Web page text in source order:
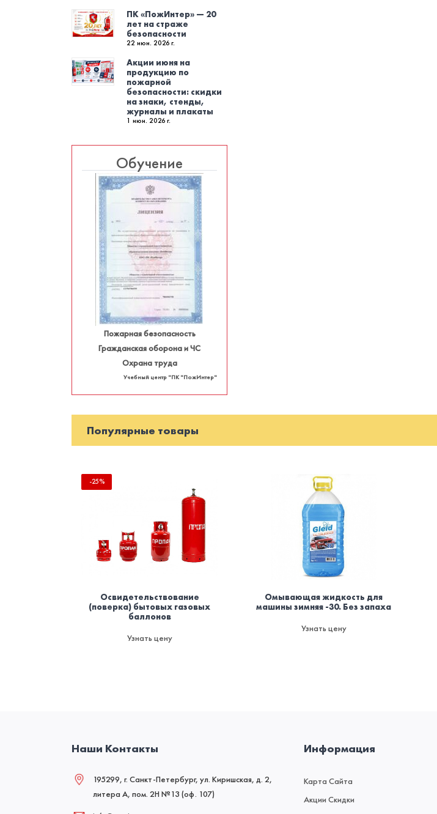
ПК «ПожИнтер» — 20
лет на страже
безопасности
22 июн. 2026 г.
Акции июня на
продукцию по
пожарной
безопасности: скидки
на знаки, стенды,
журналы и плакаты
1 июн. 2026 г.
Обучение
Пожарная безопасность
Гражданская оборона и ЧС
Охрана труда
Учебный центр "ПК "ПожИнтер"
Популярные товары
Освидетельствование
(поверка) бытовых газовых
баллонов
Узнать цену
-25%
Омывающая жидкость для
машины зимняя -30. Без запаха
Узнать цену
Наши Контакты
195299, г. Санкт-Петербург, ул. Киришская, д. 2,
литера А, пом. 2Н №13 (оф. 107)
Информация
Карта Сайта
Акции Скидки